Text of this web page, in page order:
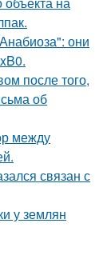
они
после того,
об
между
связан с
у землян